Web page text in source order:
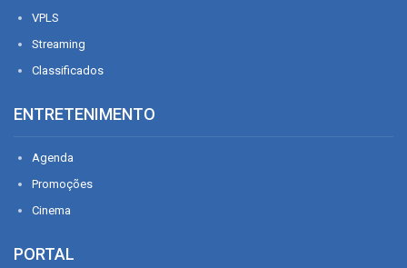
VPLS
Streaming
Classificados
ENTRETENIMENTO
Agenda
Promoções
Cinema
PORTAL